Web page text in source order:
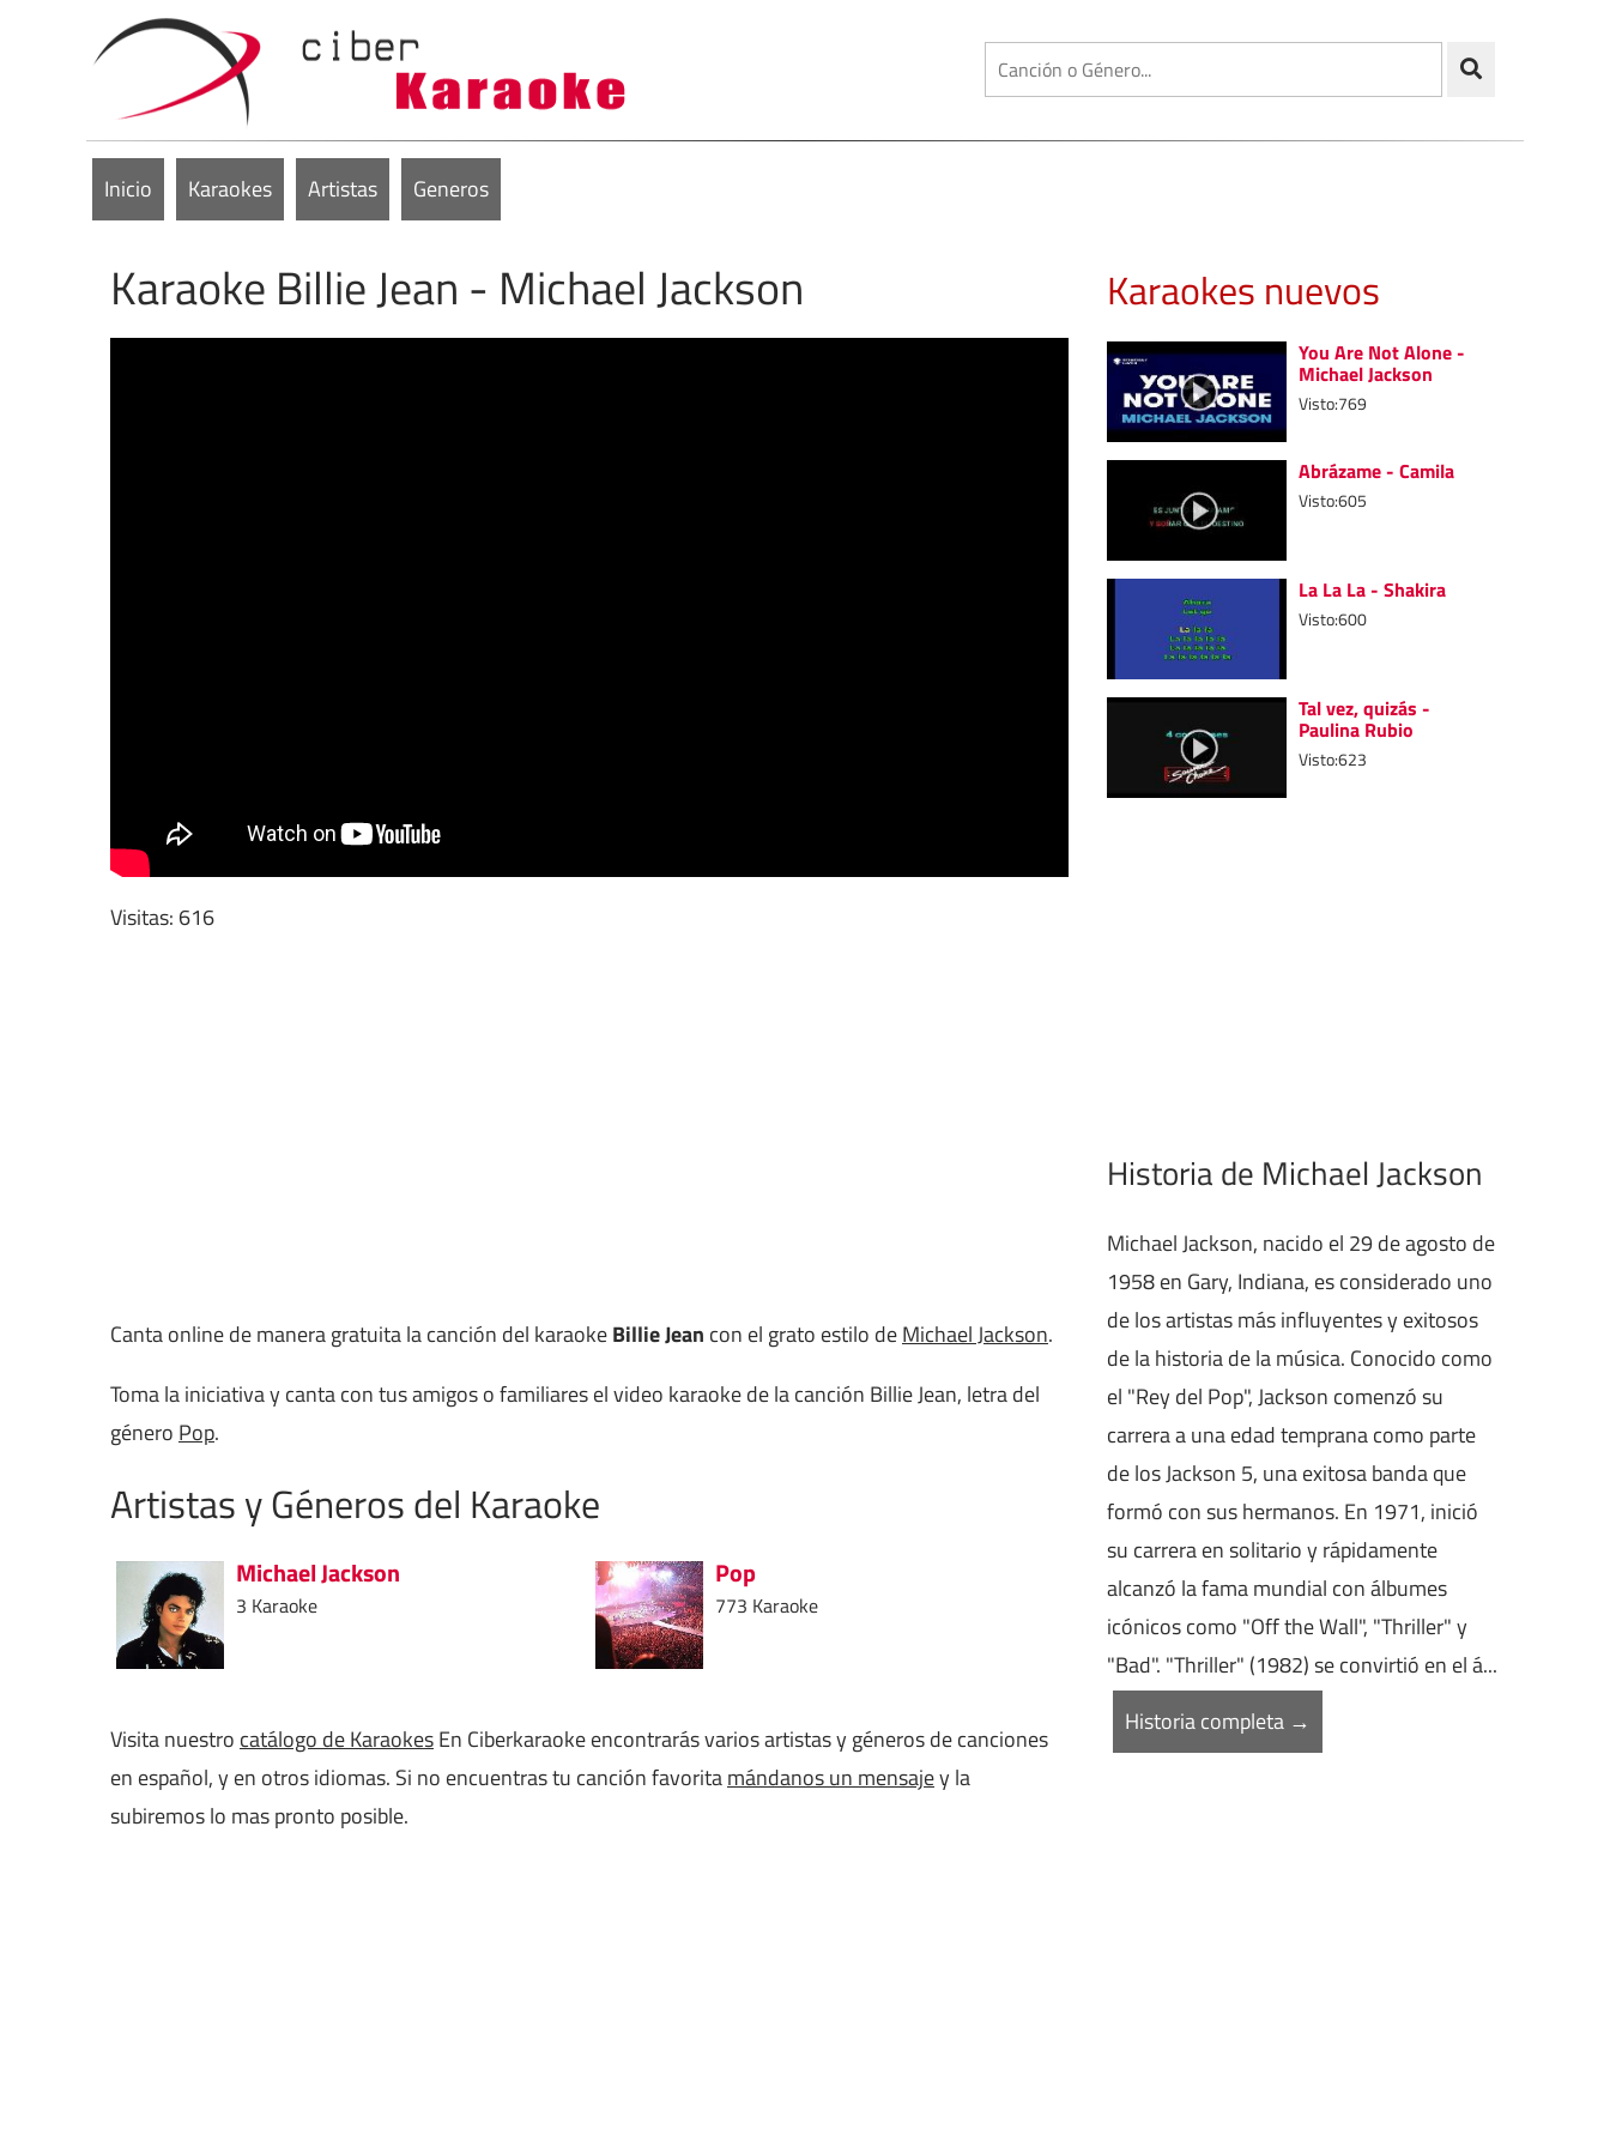
Inicio Karaokes Artistas Generos
Karaoke Billie Jean - Michael Jackson
Visitas: 616
Canta online de manera gratuita la canción del karaokeBillie Jean con el grato estilo deMichael Jackson.
Toma la iniciativa y canta con tus amigos o familiares el video karaoke de la canción Billie Jean, letra del
género Pop.
Artistas y Géneros del Karaoke
Michael Jackson
3 Karaoke
Pop
773 Karaoke
Visita nuestro catálogo de KaraokesEn Ciberkaraoke encontrarás varios artistas y géneros de canciones
en español, y en otros idiomas. Si no encuentras tu canción favoritamándanos un mensajey la
subiremos lo mas pronto posible.
Karaokes nuevos
You Are Not Alone -
Michael Jackson
Visto:769
Abrázame - Camila
Visto:605
La La La - Shakira
Visto:600
Tal vez, quizás -
Paulina Rubio
Visto:623
Historia de Michael Jackson
Michael Jackson, nacido el 29 de agosto de
1958 en Gary, Indiana, es considerado uno
de los artistas más influyentes y exitosos
de la historia de la música. Conocido como
el "Rey del Pop", Jackson comenzó su
carrera a una edad temprana como parte
de los Jackson 5, una exitosa banda que
formó con sus hermanos. En 1971, inició
su carrera en solitario y rápidamente
alcanzó la fama mundial con álbumes
icónicos como "Off the Wall", "Thriller" y
"Bad". "Thriller" (1982) se convirtió en el á...
Historia completa →